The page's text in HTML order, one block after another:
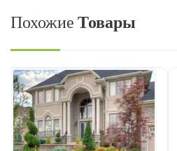
Похожие Товары